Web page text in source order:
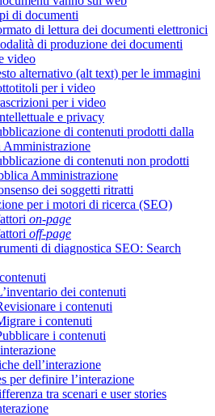
di documenti
di lettura dei documenti elettronici
di produzione dei documenti
video
alternativo (alt text) per le immagini
per i video
per i video
e privacy
di contenuti prodotti dalla
Amministrazione
di contenuti non prodotti
Amministrazione
dei soggetti ritratti
per i motori di ricerca (SEO)
on-page
off-page
di diagnostica SEO: Search
dei contenuti
i contenuti
i contenuti
i contenuti
dell’interazione
per definire l’interazione
tra scenari e user stories